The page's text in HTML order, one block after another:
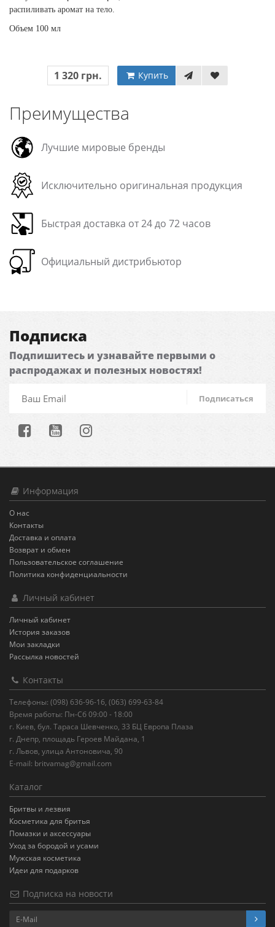
распиливать аромат на тело.
Объем 100 мл
1 320 грн. Купить
Преимущества
Лучшие мировые бренды
Исключительно оригинальная продукция
Быстрая доставка от 24 до 72 часов
Официальный дистрибьютор
Подписка
Подпишитесь и узнавайте первыми о
распродажах и полезных новостях!
Подписаться
Информация
О нас
Контакты
Доставка и оплата
Возврат и обмен
Пользовательское соглашение
Политика конфиденциальности
Личный кабинет
Личный кабинет
История заказов
Мои закладки
Рассылка новостей
Контакты
Телефоны: (098) 636-96-16, (063) 699-63-84
Время работы: Пн-Сб 09:00 - 18:00
г. Киев, бул. Тараса Шевченко, 33 БЦ Европа Плаза
г. Днепр, площадь Героев Майдана, 1
г. Львов, улица Антоновича, 90
E-mail: britvamag@gmail.com
Каталог
Бритвы и лезвия
Косметика для бритья
Помазки и аксессуары
Уход за бородой и усами
Мужская косметика
Идеи для подарков
Подписка на новости